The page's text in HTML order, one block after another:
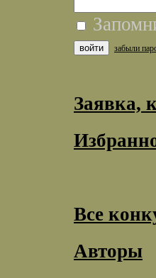
забыли
Заявка,
Все
Авторы